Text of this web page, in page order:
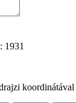
1931
koordinátával